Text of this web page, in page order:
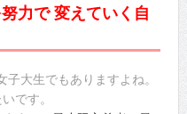
力で 変えていく自
大生でもありますよね。
です。